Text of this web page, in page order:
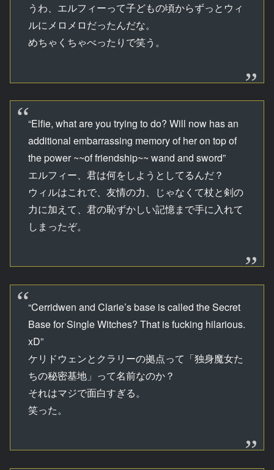
うわ、エルフィーって子どもの頃からずっとウィ
ルにメロメロだったんだな。
めちゃくちゃべったりで笑う。
“Elfie, what are you trying to do? Will now has an
additional embarrassing memory of her on top of
the power ~~of friendship~~ wand and sword”
エルフィー、君は何をしようとしてるんだ？
ウィルはこれで、友情の力、じゃなくて杖と剣の
力に加えて、君の恥ずかしい記憶まで手に入れて
しまったぞ。
“Cerridwen and Clarie’s base is called the Secret
Base for Single Witches? That is fucking hilarious.
xD”
ケリドウェンとクラリーの拠点って「独身魔女た
ちの秘密基地」って名前なのか？
それはマジで面白すぎる。
笑った。